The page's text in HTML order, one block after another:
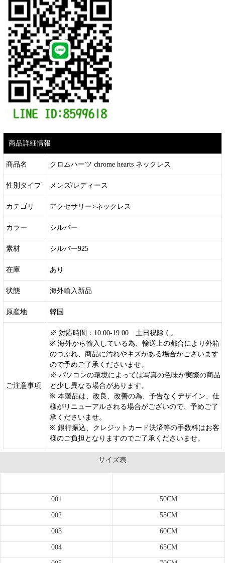
商品詳細情報
商品名 クロムハーツ chrome hearts ネックレス
性別タイプ メンズ/レディース
カテゴリ アクセサリー>ネックレス
カラー シルバー
素材 シルバー925
在庫 あり
状態 海外輸入新品
原産地 韓国
ご注意事項
※ 対応時間：10:00-19:00 土日祝除く。
※ 海外から輸入している為、輸送上の都合により外箱
のつぶれ、商品に汚れやキズがある場合がございます
ので予めご了承くださいませ。
※ パソコンの環境によっては写真の色味が実際の商品
と少し異なる場合があります。
※ 本製品は、改良、改善の為、予告なくデザイン、仕
様がリニューアルされる場合がございので、予めご了
承くださいませ。
※ 銀行振込、クレジットカード決済等の手数料はお客
様のご負担となりますのでご了承くださいませ。
サイズ表
001 50CM
002 55CM
003 60CM
004 65CM